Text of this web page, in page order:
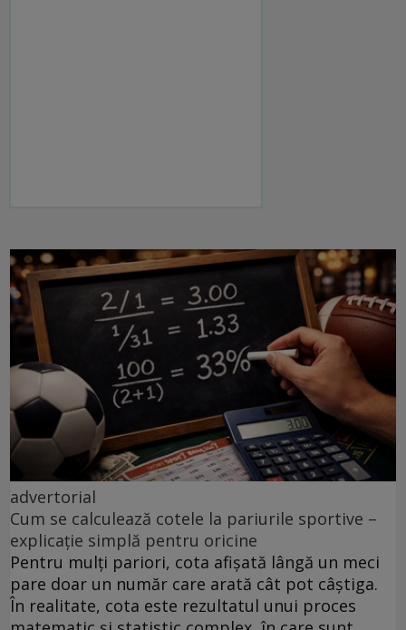
advertorial
Cum se calculează cotele la pariurile sportive –
explicație simplă pentru oricine
Pentru mulți pariori, cota afișată lângă un meci
pare doar un număr care arată cât pot câștiga.
În realitate, cota este rezultatul unui proces